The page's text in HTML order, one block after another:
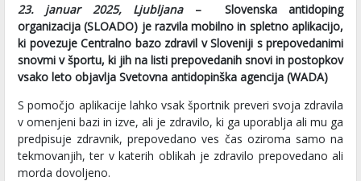
23. januar 2025, Ljubljana– Slovenska antidoping
organizacija (SLOADO) je razvila mobilno in spletno aplikacijo,
ki povezuje Centralno bazo zdravil v Sloveniji s prepovedanimi
snovmi v športu, ki jih na listi prepovedanih snovi in postopkov
vsako leto objavlja Svetovna antidopinška agencija (WADA)
S pomočjo aplikacije lahko vsak športnik preveri svoja zdravila
v omenjeni bazi in izve, ali je zdravilo, ki ga uporablja ali mu ga
predpisuje zdravnik, prepovedano ves čas oziroma samo na
tekmovanjih, ter v katerih oblikah je zdravilo prepovedano ali
morda dovoljeno.